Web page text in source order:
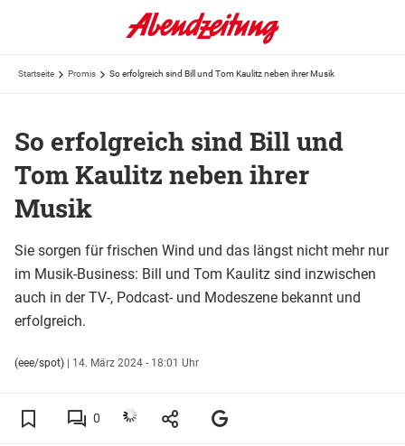
Startseite Promis So erfolgreich sind Bill und Tom Kaulitz neben ihrer Musik
So erfolgreich sind Bill und
Tom Kaulitz neben ihrer
Musik
Sie sorgen für frischen Wind und das längst nicht mehr nur
im Musik-Business: Bill und Tom Kaulitz sind inzwischen
auch in der TV-, Podcast- und Modeszene bekannt und
erfolgreich.
(eee/spot) | 14. März 2024 - 18:01 Uhr
0